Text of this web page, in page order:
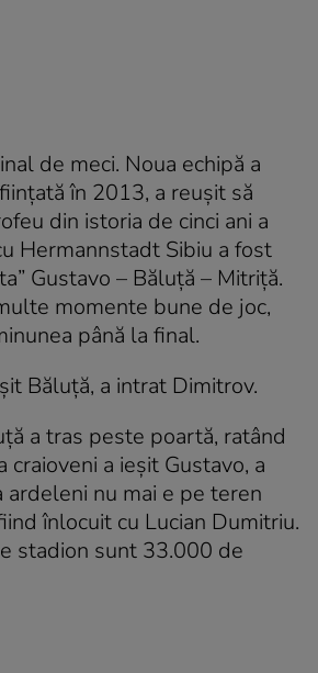
de meci. Noua echipă a
în 2013, a reușit să
din istoria de cinci ani a
Hermannstadt Sibiu a fost
Gustavo – Băluță – Mitriță.
momente bune de joc,
până la final.
Băluță, a intrat Dimitrov.
a tras peste poartă, ratând
craioveni a ieșit Gustavo, a
ardeleni nu mai e pe teren
înlocuit cu Lucian Dumitriu.
stadion sunt 33.000 de